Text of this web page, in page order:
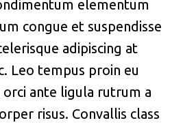
elementum
congue et suspendisse
adipiscing at
Leo tempus proin eu
ante ligula rutrum a
risus. Convallis class